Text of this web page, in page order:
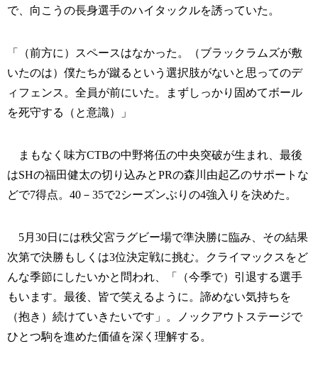
で、向こうの長身選手のハイタックルを誘っていた。
「（前方に）スペースはなかった。（ブラックラムズが敷
いたのは）僕たちが蹴るという選択肢がないと思ってのデ
ィフェンス。全員が前にいた。まずしっかり固めてボール
を死守する（と意識）」
まもなく味方CTBの中野将伍の中央突破が生まれ、最後
はSHの福田健太の切り込みとPRの森川由起乙のサポートな
どで7得点。40－35で2シーズンぶりの4強入りを決めた。
5月30日には秩父宮ラグビー場で準決勝に臨み、その結果
次第で決勝もしくは3位決定戦に挑む。クライマックスをど
んな季節にしたいかと問われ、「（今季で）引退する選手
もいます。最後、皆で笑えるように。諦めない気持ちを
（抱き）続けていきたいです」。ノックアウトステージで
ひとつ駒を進めた価値を深く理解する。